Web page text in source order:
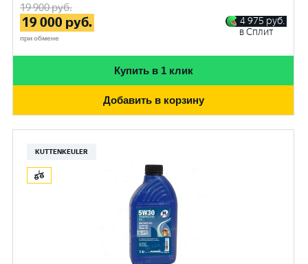
19 900руб.
19 000 руб.
при обмене
4 975 руб.
в Сплит
Купить в 1 клик
Добавить в корзину
KUTTENKEULER